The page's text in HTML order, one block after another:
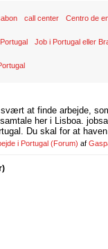
call center Centro de
Job i Portugal eller
at finde arbejde,
her i Lisboa.
Du skal for at
i Portugal (Forum) af